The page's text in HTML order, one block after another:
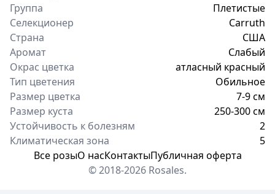
Группа
Плетистые
Селекционер
Carruth
Страна
США
Аромат
Слабый
Окрас цветка
атласный красный
Тип цветения
Обильное
Размер цветка
7-9 см
Размер куста
250-300 см
Устойчивость к болезням
2
Климатическая зона
5
Все розыО насКонтактыПубличная оферта
© 2018-2026 Rosales.